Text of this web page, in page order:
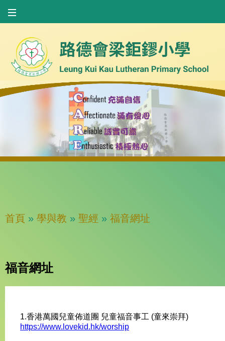
首頁 » 學與教 » 聖經 » 福音網址
福音網址
1.香港萬國兒童佈道團 兒童福音事工 (童來崇拜)
https://www.lovekid.hk/worship